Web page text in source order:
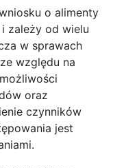
o alimenty
zależy od wielu
w sprawach
względu na
oraz
czynników
jest